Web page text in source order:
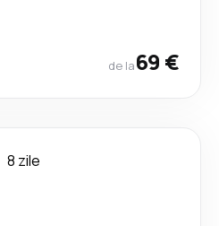
de la69 €
8 zile